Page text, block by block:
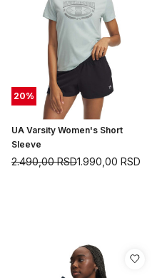
20%
UA Varsity Women's Short
Sleeve
1.990,00 RSD
2.490,00RSD